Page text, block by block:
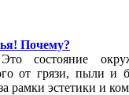
Почему?
состояние
от грязи, пыли и
рамки эстетики и